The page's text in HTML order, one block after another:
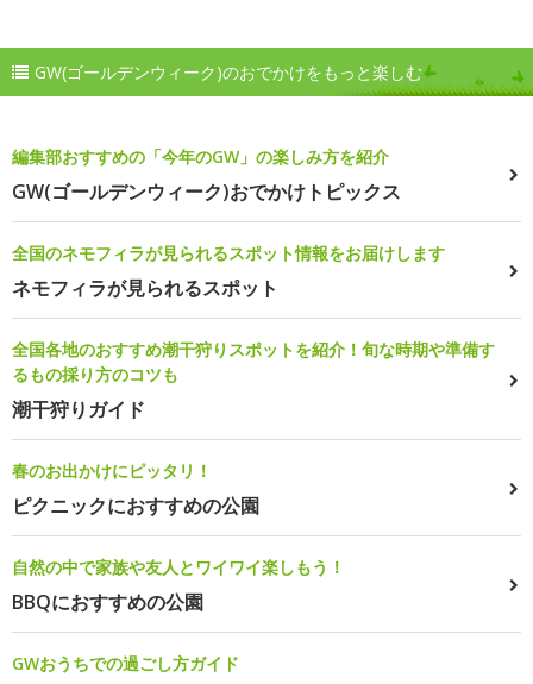
GW(ゴールデンウィーク)のおでかけをもっと楽しむ
編集部おすすめの「今年のGW」の楽しみ方を紹介
GW(ゴールデンウィーク)おでかけトピックス
全国のネモフィラが見られるスポット情報をお届けします
ネモフィラが見られるスポット
全国各地のおすすめ潮干狩りスポットを紹介！旬な時期や準備す
るもの採り方のコツも
潮干狩りガイド
春のお出かけにピッタリ！
ピクニックにおすすめの公園
自然の中で家族や友人とワイワイ楽しもう！
BBQにおすすめの公園
GWおうちでの過ごし方ガイド